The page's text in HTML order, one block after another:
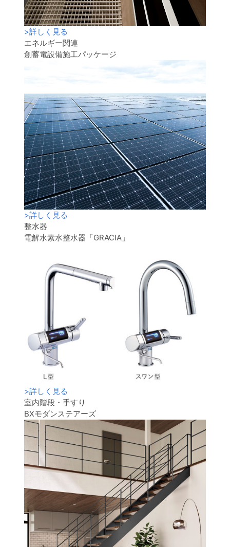
>詳しく見る
エネルギー関連
創蓄電設備施工パッケージ
>詳しく見る
整水器
電解水素水整水器「GRACIA」
>詳しく見る
室内階段・手すり
BXモダンステアーズ